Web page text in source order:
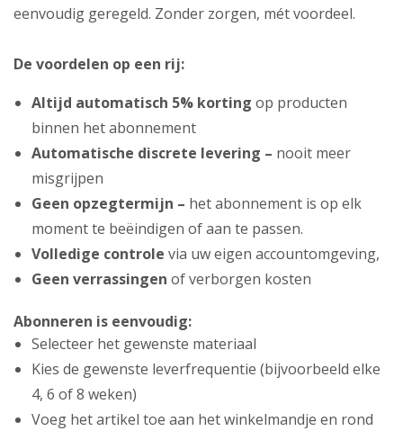
eenvoudig geregeld. Zonder zorgen, mét voordeel.
De voordelen op een rij:
Altijd automatisch 5% korting op producten
binnen het abonnement
Automatische discrete levering – nooit meer
misgrijpen
Geen opzegtermijn – het abonnement is op elk
moment te beëindigen of aan te passen.
Volledige controle via uw eigen accountomgeving,
Geen verrassingen of verborgen kosten
Abonneren is eenvoudig:
Selecteer het gewenste materiaal
Kies de gewenste leverfrequentie (bijvoorbeeld elke
4, 6 of 8 weken)
Voeg het artikel toe aan het winkelmandje en rond